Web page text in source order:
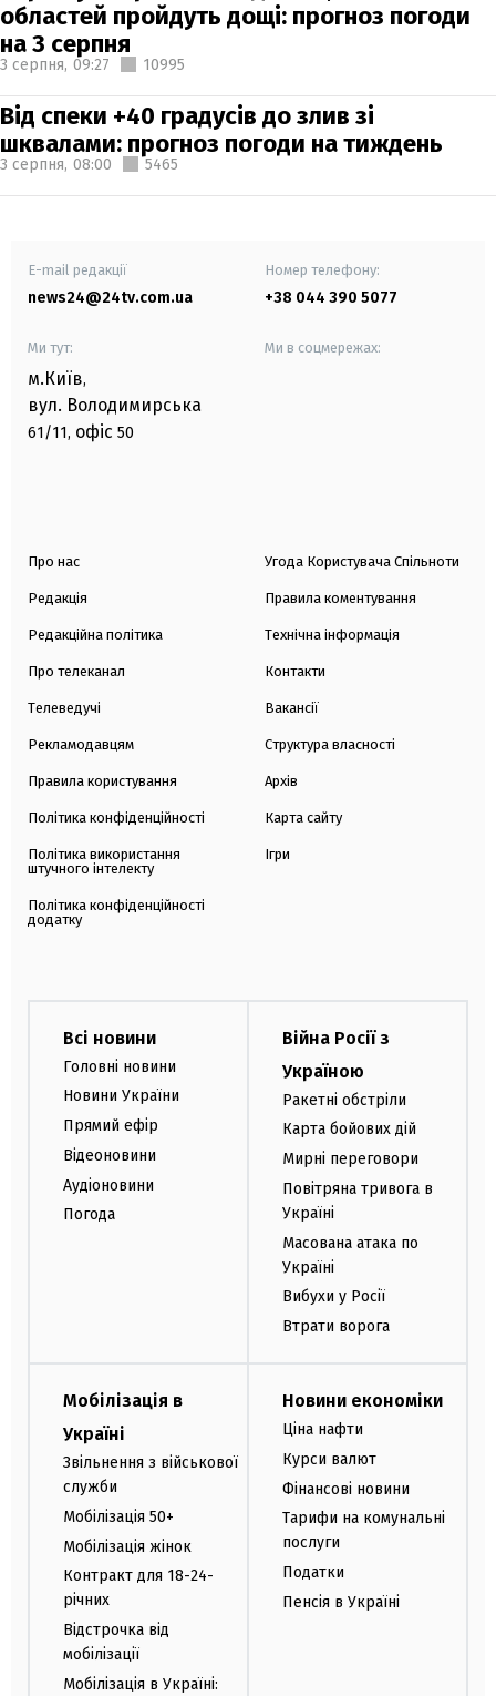
областей пройдуть дощі: прогноз погоди
на 3 серпня
3 серпня, 09:27 10995
Від спеки +40 градусів до злив зі
шквалами: прогноз погоди на тиждень
3 серпня, 08:00 5465
E-mail редакції
news24@24tv.com.ua
Номер телефону:
+38 044 390 5077
Ми тут:
м.Київ,
вул. Володимирська
61/11, офіс 50
Ми в соцмережах:
Про нас
Редакція
Редакційна політика
Про телеканал
Телеведучі
Рекламодавцям
Правила користування
Політика конфіденційності
Політика використання
штучного інтелекту
Політика конфіденційності
додатку
Угода Користувача Спільноти
Правила коментування
Технічна інформація
Контакти
Вакансії
Структура власності
Архів
Карта сайту
Ігри
Всі новини
Головні новини
Новини України
Прямий ефір
Відеоновини
Аудіоновини
Погода
Війна Росії з
Україною
Ракетні обстріли
Карта бойових дій
Мирні переговори
Повітряна тривога в
Україні
Масована атака по
Україні
Вибухи у Росії
Втрати ворога
Мобілізація в
Україні
Звільнення з військової
служби
Мобілізація 50+
Мобілізація жінок
Контракт для 18-24-
річних
Відстрочка від
мобілізації
Мобілізація в Україні:
Новини економіки
Ціна нафти
Курси валют
Фінансові новини
Тарифи на комунальні
послуги
Податки
Пенсія в Україні